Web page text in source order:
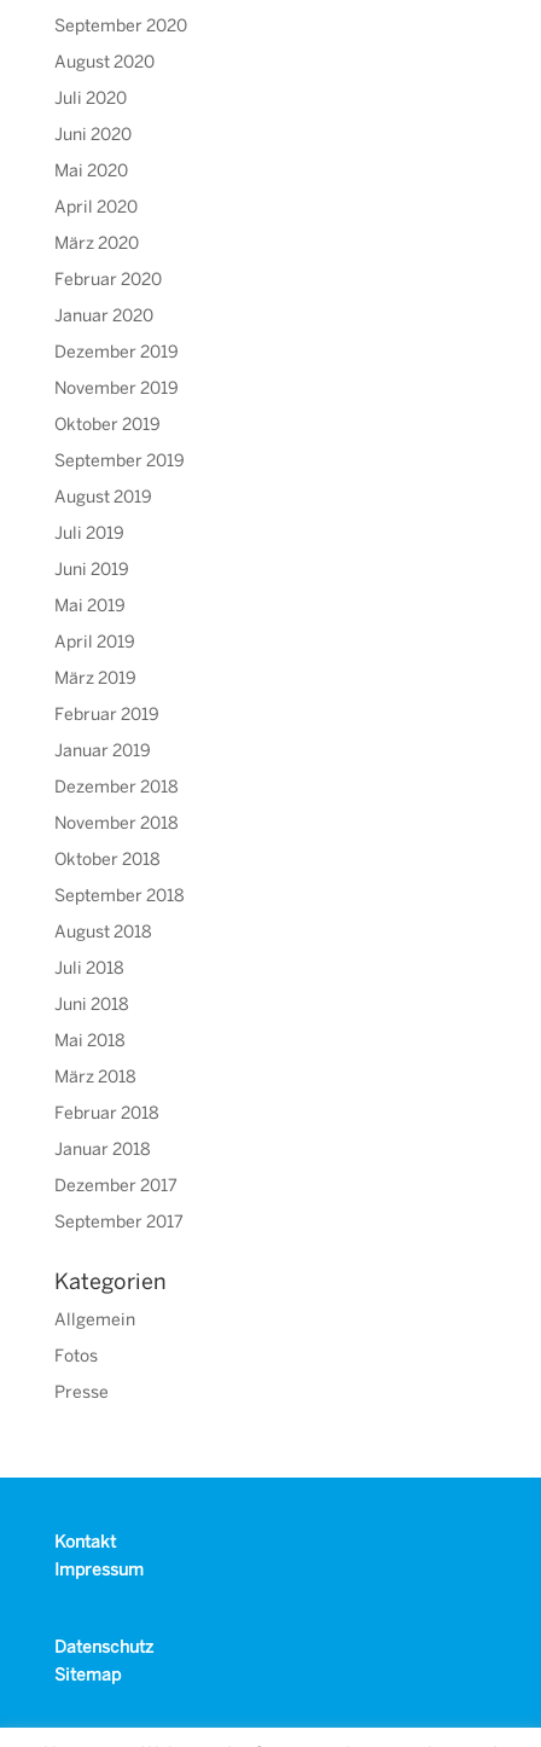
September 2020
August 2020
Juli 2020
Juni 2020
Mai 2020
April 2020
März 2020
Februar 2020
Januar 2020
Dezember 2019
November 2019
Oktober 2019
September 2019
August 2019
Juli 2019
Juni 2019
Mai 2019
April 2019
März 2019
Februar 2019
Januar 2019
Dezember 2018
November 2018
Oktober 2018
September 2018
August 2018
Juli 2018
Juni 2018
Mai 2018
März 2018
Februar 2018
Januar 2018
Dezember 2017
September 2017
Kategorien
Allgemein
Fotos
Presse
Kontakt
Impressum
Datenschutz
Sitemap